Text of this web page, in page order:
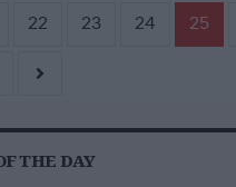
22 23 24 25
THE DAY